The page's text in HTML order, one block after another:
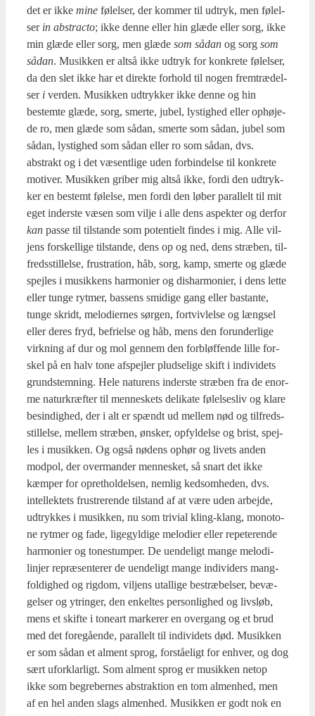
det er ikke mine følel­ser, der kom­mer til udtryk, men følel­
ser in abstra­cto; ikke den­ne eller hin glæ­de eller sorg, ikke
min glæ­de eller sorg, men glæ­de som sådan og sorg som
sådan. Musik­ken er alt­så ikke udtryk for kon­kre­te følel­ser,
da den slet ikke har et direk­te for­hold til nogen frem­træ­del­
ser i ver­den. Musik­ken udtryk­ker ikke den­ne og hin
bestem­te glæ­de, sorg, smer­te, jubel, lystig­hed eller ophø­je­
de ro, men glæ­de som sådan, smer­te som sådan, jubel som
sådan, lystig­hed som sådan eller ro som sådan, dvs.
abstrakt og i det væsent­li­ge uden for­bin­del­se til kon­kre­te
moti­ver. Musik­ken gri­ber mig alt­så ikke, for­di den udtryk­
ker en bestemt følel­se, men for­di den løber paral­lelt til mit
eget inder­ste væsen som vil­je i alle dens aspek­ter og der­for
kan pas­se til til­stan­de som poten­ti­elt fin­des i mig. Alle vil­
jens for­skel­li­ge til­stan­de, dens op og ned, dens stræ­ben, til­
freds­stil­lel­se, fru­stra­tion, håb, sorg, kamp, smer­te og glæ­de
spej­les i musik­kens har­moni­er og dis­har­moni­er, i dens let­te
eller tun­ge ryt­mer, bas­sens smi­di­ge gang eller bastan­te,
tun­ge skridt, melo­di­er­nes sør­gen, fortviv­lel­se og længsel
eller deres fryd, befri­el­se og håb, mens den forun­der­li­ge
virk­ning af dur og mol gen­nem den for­bløf­fen­de lil­le for­
skel på en halv tone afspej­ler plud­se­li­ge skift i indi­vi­dets
grundstem­ning. Hele natu­rens inder­ste stræ­ben fra de enor­
me naturkræf­ter til men­ne­skets deli­ka­te følel­ses­liv og kla­re
besin­dig­hed, der i alt er spændt ud mel­lem nød og til­freds­
stil­lel­se, mel­lem stræ­ben, ønsker, opfyl­del­se og brist, spej­
les i musik­ken. Og også nøde­ns ophør og livets anden
mod­pol, der over­man­der men­ne­sket, så snart det ikke
kæm­per for opret­hol­del­sen, nem­lig kedsom­he­den, dvs.
intel­lek­tets fru­stre­ren­de til­stand af at være uden arbej­de,
udtryk­kes i musik­ken, nu som tri­vi­al kling-klang, mono­to­
ne ryt­mer og fade, lige­gyl­di­ge melo­di­er eller repe­te­ren­de
har­moni­er og tone­stum­per. De uen­de­ligt man­ge melo­di­
linjer repræ­sen­te­rer de uen­de­ligt man­ge indi­vi­ders mang­
fol­dig­hed og rig­dom, vil­jens utal­li­ge bestræ­bel­ser, bevæ­
gel­ser og ytrin­ger, den enkel­tes per­son­lig­hed og livsløb,
mens et skif­te i tone­art mar­ke­rer en over­gang og et brud
med det fore­gå­en­de, paral­lelt til indi­vi­dets død. Musik­ken
er som sådan et alment sprog, for­stå­e­ligt for enhver, og dog
sært ufor­klar­ligt. Som alment sprog er musik­ken net­op
ikke som begre­ber­nes abstrak­tion en tom almen­hed, men
af en hel anden slags almen­hed. Musik­ken er godt nok en